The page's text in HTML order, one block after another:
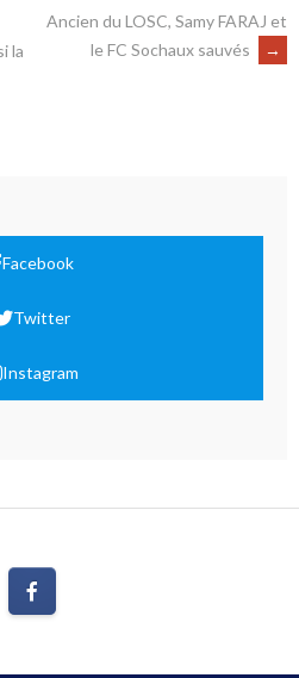
la
Ancien du LOSC, Samy FARAJ et
le FC Sochaux sauvés
→
Facebook
Twitter
Instagram